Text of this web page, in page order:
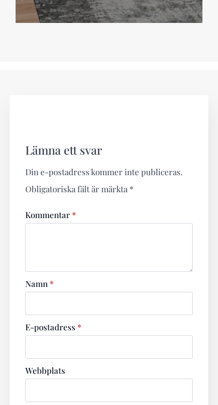
Lämna ett svar
Din e-postadress kommer inte publiceras.
Obligatoriska fält är märkta *
Kommentar *
Namn *
E-postadress *
Webbplats